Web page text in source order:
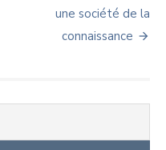
une société de la
connaissance